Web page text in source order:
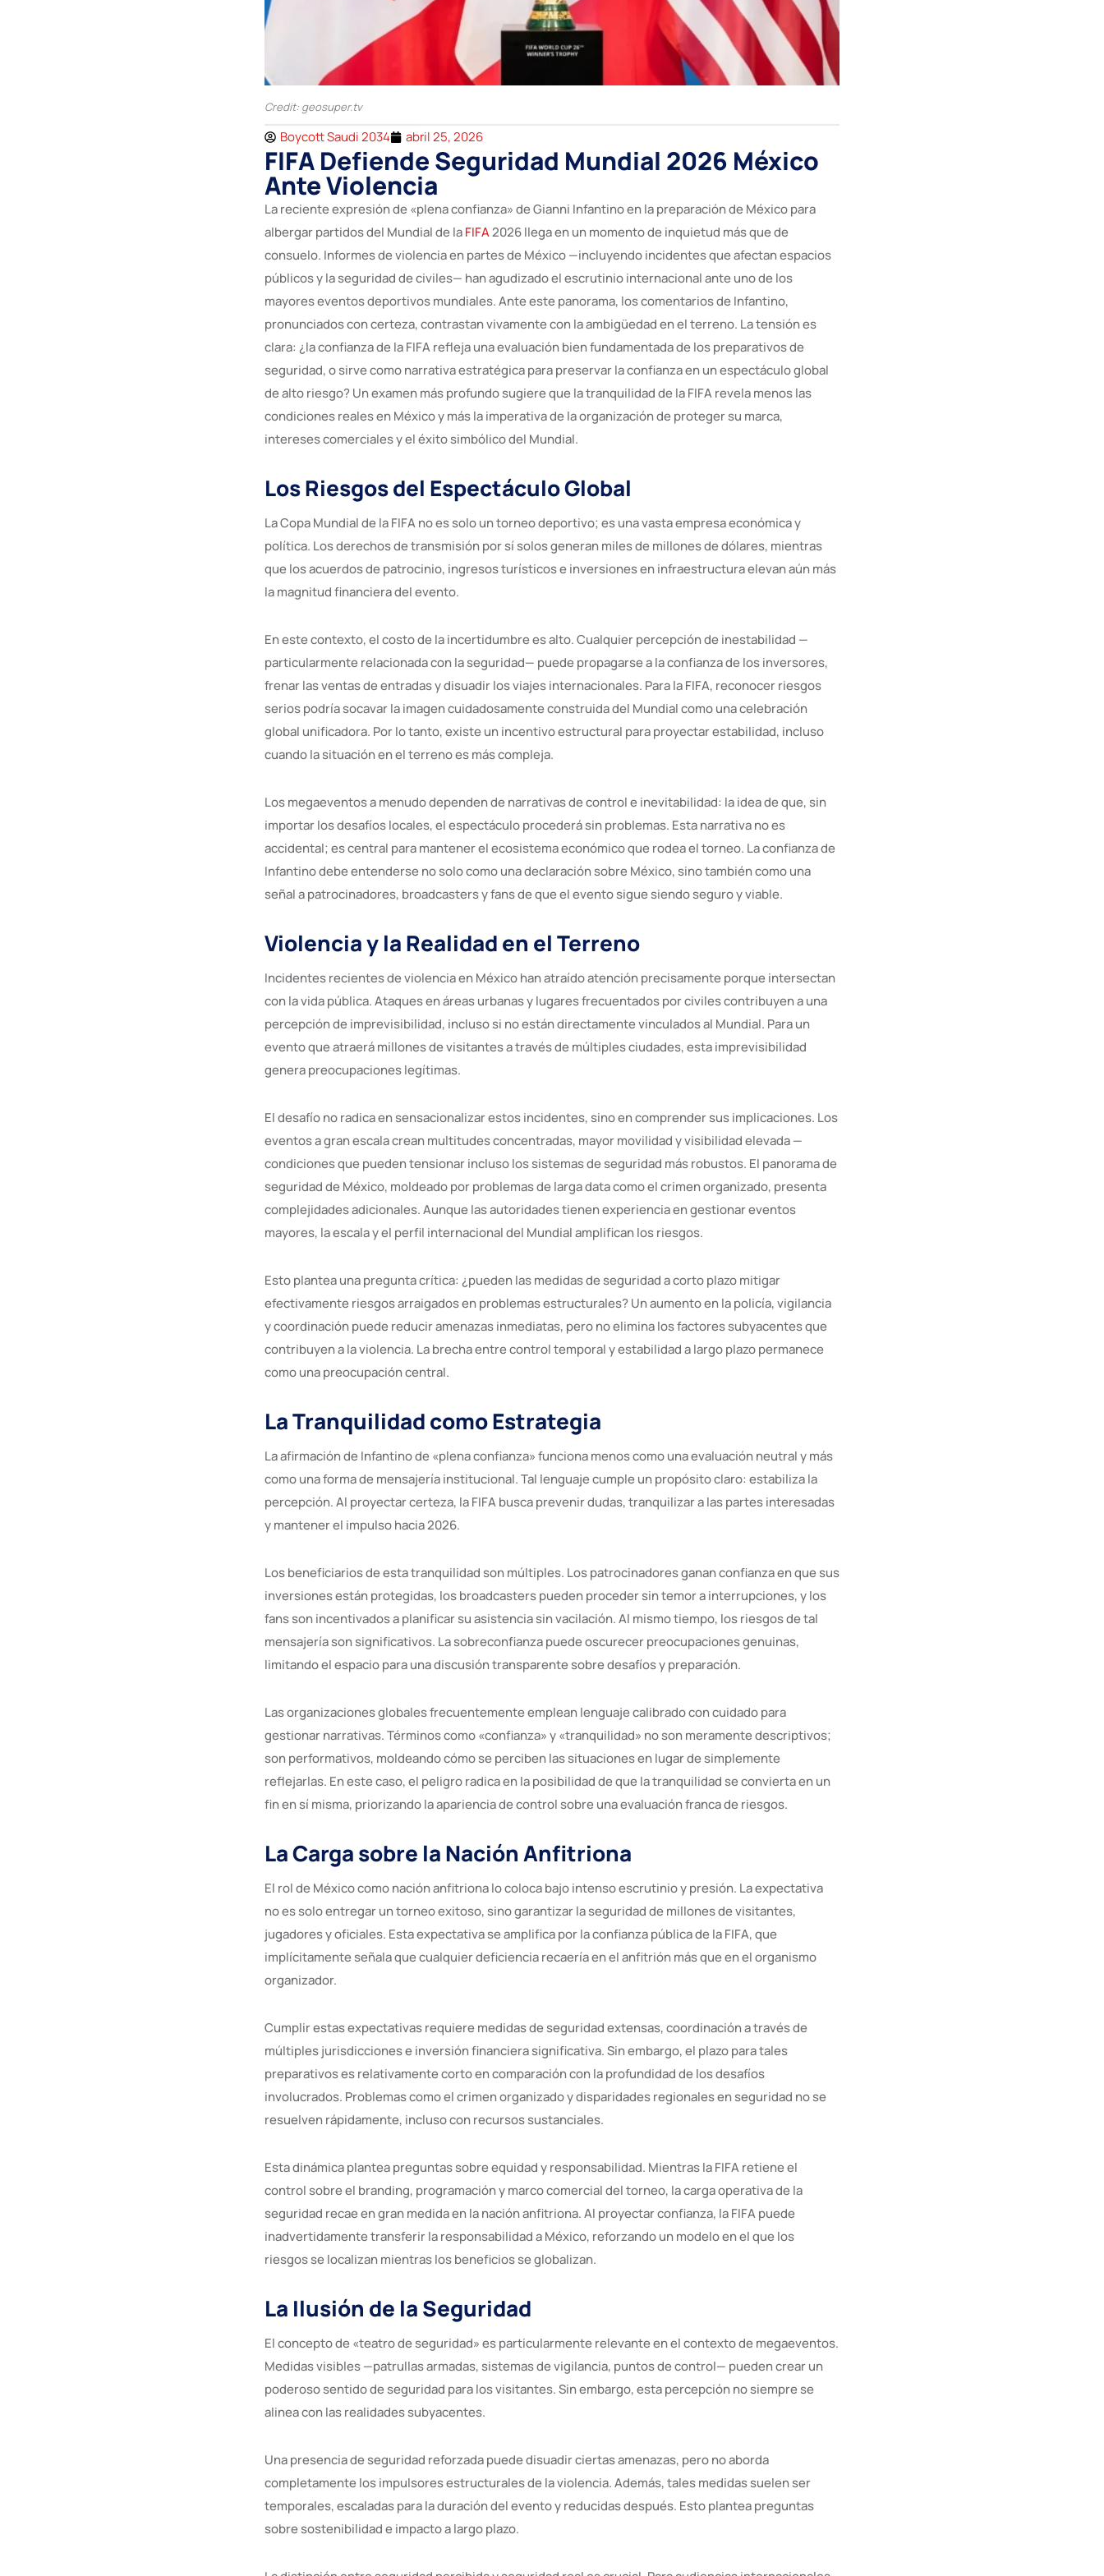
Credit: geosuper.tv
Boycott Saudi 2034 abril 25, 2026
FIFA Defiende Seguridad Mundial 2026 México
Ante Violencia
La reciente expresión de «plena confianza» de Gianni Infantino en la preparación de México para
albergar partidos del Mundial de laFIFA2026 llega en un momento de inquietud más que de
consuelo. Informes de violencia en partes de México —incluyendo incidentes que afectan espacios
públicos y la seguridad de civiles— han agudizado el escrutinio internacional ante uno de los
mayores eventos deportivos mundiales. Ante este panorama, los comentarios de Infantino,
pronunciados con certeza, contrastan vivamente con la ambigüedad en el terreno. La tensión es
clara: ¿la confianza de la FIFA refleja una evaluación bien fundamentada de los preparativos de
seguridad, o sirve como narrativa estratégica para preservar la confianza en un espectáculo global
de alto riesgo? Un examen más profundo sugiere que la tranquilidad de la FIFA revela menos las
condiciones reales en México y más la imperativa de la organización de proteger su marca,
intereses comerciales y el éxito simbólico del Mundial.
Los Riesgos del Espectáculo Global
La Copa Mundial de la FIFA no es solo un torneo deportivo; es una vasta empresa económica y
política. Los derechos de transmisión por sí solos generan miles de millones de dólares, mientras
que los acuerdos de patrocinio, ingresos turísticos e inversiones en infraestructura elevan aún más
la magnitud financiera del evento.
En este contexto, el costo de la incertidumbre es alto. Cualquier percepción de inestabilidad —
particularmente relacionada con la seguridad— puede propagarse a la confianza de los inversores,
frenar las ventas de entradas y disuadir los viajes internacionales. Para la FIFA, reconocer riesgos
serios podría socavar la imagen cuidadosamente construida del Mundial como una celebración
global unificadora. Por lo tanto, existe un incentivo estructural para proyectar estabilidad, incluso
cuando la situación en el terreno es más compleja.
Los megaeventos a menudo dependen de narrativas de control e inevitabilidad: la idea de que, sin
importar los desafíos locales, el espectáculo procederá sin problemas. Esta narrativa no es
accidental; es central para mantener el ecosistema económico que rodea el torneo. La confianza de
Infantino debe entenderse no solo como una declaración sobre México, sino también como una
señal a patrocinadores, broadcasters y fans de que el evento sigue siendo seguro y viable.
Violencia y la Realidad en el Terreno
Incidentes recientes de violencia en México han atraído atención precisamente porque intersectan
con la vida pública. Ataques en áreas urbanas y lugares frecuentados por civiles contribuyen a una
percepción de imprevisibilidad, incluso si no están directamente vinculados al Mundial. Para un
evento que atraerá millones de visitantes a través de múltiples ciudades, esta imprevisibilidad
genera preocupaciones legítimas.
El desafío no radica en sensacionalizar estos incidentes, sino en comprender sus implicaciones. Los
eventos a gran escala crean multitudes concentradas, mayor movilidad y visibilidad elevada —
condiciones que pueden tensionar incluso los sistemas de seguridad más robustos. El panorama de
seguridad de México, moldeado por problemas de larga data como el crimen organizado, presenta
complejidades adicionales. Aunque las autoridades tienen experiencia en gestionar eventos
mayores, la escala y el perfil internacional del Mundial amplifican los riesgos.
Esto plantea una pregunta crítica: ¿pueden las medidas de seguridad a corto plazo mitigar
efectivamente riesgos arraigados en problemas estructurales? Un aumento en la policía, vigilancia
y coordinación puede reducir amenazas inmediatas, pero no elimina los factores subyacentes que
contribuyen a la violencia. La brecha entre control temporal y estabilidad a largo plazo permanece
como una preocupación central.
La Tranquilidad como Estrategia
La afirmación de Infantino de «plena confianza» funciona menos como una evaluación neutral y más
como una forma de mensajería institucional. Tal lenguaje cumple un propósito claro: estabiliza la
percepción. Al proyectar certeza, la FIFA busca prevenir dudas, tranquilizar a las partes interesadas
y mantener el impulso hacia 2026.
Los beneficiarios de esta tranquilidad son múltiples. Los patrocinadores ganan confianza en que sus
inversiones están protegidas, los broadcasters pueden proceder sin temor a interrupciones, y los
fans son incentivados a planificar su asistencia sin vacilación. Al mismo tiempo, los riesgos de tal
mensajería son significativos. La sobreconfianza puede oscurecer preocupaciones genuinas,
limitando el espacio para una discusión transparente sobre desafíos y preparación.
Las organizaciones globales frecuentemente emplean lenguaje calibrado con cuidado para
gestionar narrativas. Términos como «confianza» y «tranquilidad» no son meramente descriptivos;
son performativos, moldeando cómo se perciben las situaciones en lugar de simplemente
reflejarlas. En este caso, el peligro radica en la posibilidad de que la tranquilidad se convierta en un
fin en sí misma, priorizando la apariencia de control sobre una evaluación franca de riesgos.
La Carga sobre la Nación Anfitriona
El rol de México como nación anfitriona lo coloca bajo intenso escrutinio y presión. La expectativa
no es solo entregar un torneo exitoso, sino garantizar la seguridad de millones de visitantes,
jugadores y oficiales. Esta expectativa se amplifica por la confianza pública de la FIFA, que
implícitamente señala que cualquier deficiencia recaería en el anfitrión más que en el organismo
organizador.
Cumplir estas expectativas requiere medidas de seguridad extensas, coordinación a través de
múltiples jurisdicciones e inversión financiera significativa. Sin embargo, el plazo para tales
preparativos es relativamente corto en comparación con la profundidad de los desafíos
involucrados. Problemas como el crimen organizado y disparidades regionales en seguridad no se
resuelven rápidamente, incluso con recursos sustanciales.
Esta dinámica plantea preguntas sobre equidad y responsabilidad. Mientras la FIFA retiene el
control sobre el branding, programación y marco comercial del torneo, la carga operativa de la
seguridad recae en gran medida en la nación anfitriona. Al proyectar confianza, la FIFA puede
inadvertidamente transferir la responsabilidad a México, reforzando un modelo en el que los
riesgos se localizan mientras los beneficios se globalizan.
La Ilusión de la Seguridad
El concepto de «teatro de seguridad» es particularmente relevante en el contexto de megaeventos.
Medidas visibles —patrullas armadas, sistemas de vigilancia, puntos de control— pueden crear un
poderoso sentido de seguridad para los visitantes. Sin embargo, esta percepción no siempre se
alinea con las realidades subyacentes.
Una presencia de seguridad reforzada puede disuadir ciertas amenazas, pero no aborda
completamente los impulsores estructurales de la violencia. Además, tales medidas suelen ser
temporales, escaladas para la duración del evento y reducidas después. Esto plantea preguntas
sobre sostenibilidad e impacto a largo plazo.